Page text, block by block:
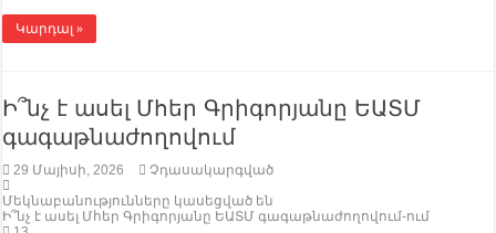
Կարդալ »
Ի՞նչ է ասել Մհեր Գրիգորյանը ԵԱՏՄ
գագաթնաժողովում
29 Մայիսի, 2026
Չդասակարգված
Մեկնաբանությունները կասեցված են
Ի՞նչ է ասել Մհեր Գրիգորյանը ԵԱՏՄ գագաթնաժողովում-ում